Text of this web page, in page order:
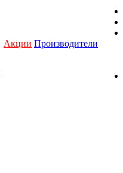
Акции Производители